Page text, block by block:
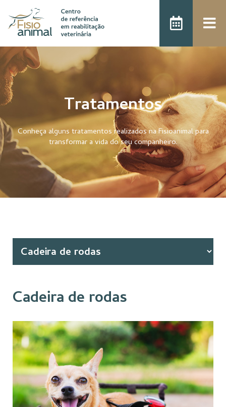
Tratamentos
Conheça alguns tratamentos realizados na Fisioanimal para
transformar a vida do seu companheiro.
Cadeira de rodas